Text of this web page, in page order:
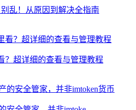
乱！从原因到解决全指南
？超详细的查看与管理教程